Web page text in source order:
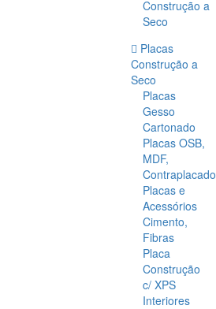
Construção a
Seco
Placas
Construção a
Seco
Placas
Gesso
Cartonado
Placas OSB,
MDF,
Contraplacado
Placas e
Acessórios
Cimento,
Fibras
Placa
Construção
c/ XPS
Interiores